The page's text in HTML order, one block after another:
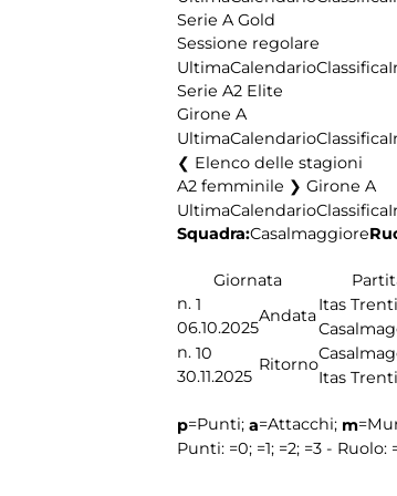
Serie A Gold
Sessione regolare
UltimaCalendarioClassifica
Serie A2 Elite
Girone A
UltimaCalendarioClassifica
Elenco delle stagioni
A2 femminile ❯ Girone A
UltimaCalendarioClassifica
Squadra:Casalmaggiore
Giornata
n. 1
06.10.2025
Andata
Itas
n. 10
30.11.2025
Ritorno
Itas
p=Punti; a=Attacchi; m
Punti: =0; =1; =2; =3 - Ruolo: